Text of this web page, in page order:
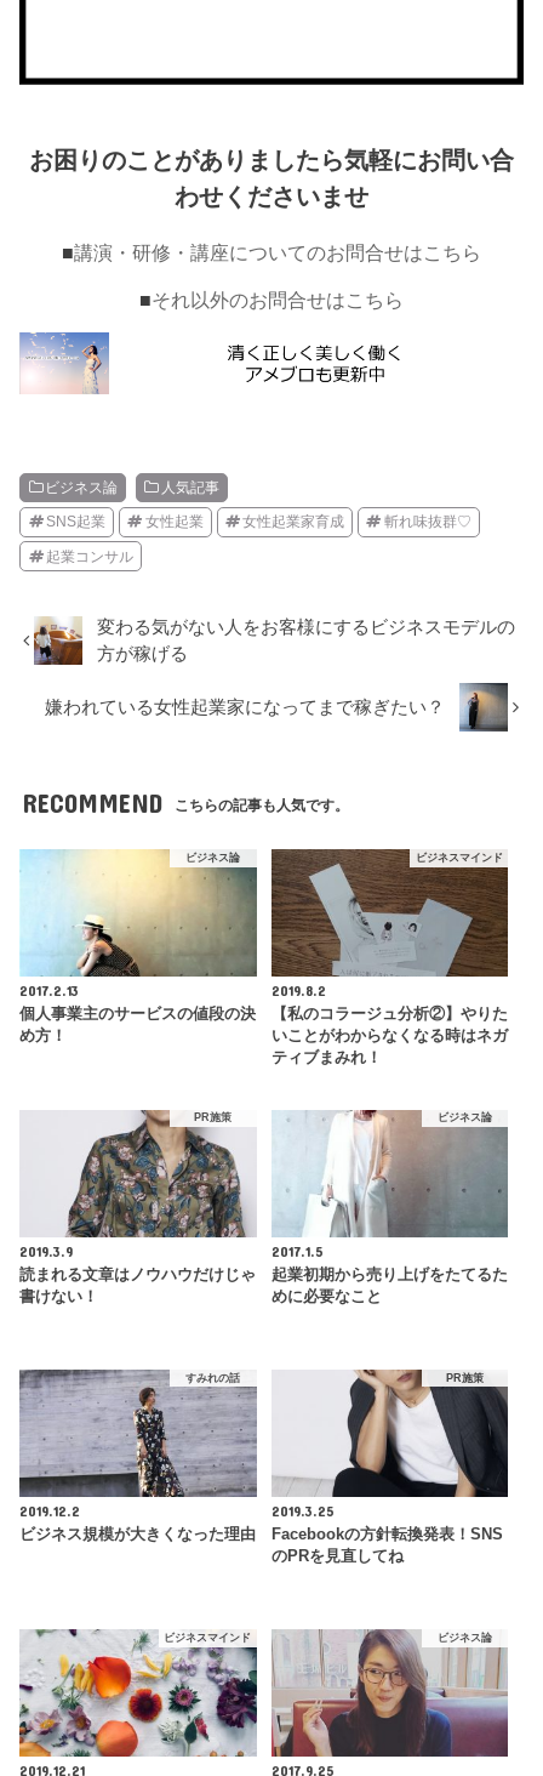
お困りのことがありましたら気軽にお問い合
わせくださいませ
■講演・研修・講座についてのお問合せはこちら
■それ以外のお問合せはこちら
ビジネス論 人気記事
SNS起業 女性起業 女性起業家育成 斬れ味抜群♡
起業コンサル
変わる気がない人をお客様にするビジネスモデルの
方が稼げる
嫌われている女性起業家になってまで稼ぎたい？
RECOMMEND こちらの記事も人気です。
ビジネス論
2017.2.13
個人事業主のサービスの値段の決
め方！
ビジネスマインド
2019.8.2
【私のコラージュ分析②】やりた
いことがわからなくなる時はネガ
ティブまみれ！
PR施策
2019.3.9
読まれる文章はノウハウだけじゃ
書けない！
ビジネス論
2017.1.5
起業初期から売り上げをたてるた
めに必要なこと
すみれの話
2019.12.2
ビジネス規模が大きくなった理由
PR施策
2019.3.25
Facebookの方針転換発表！SNS
のPRを見直してね
ビジネスマインド
2019.12.21
ビジネス論
2017.9.25